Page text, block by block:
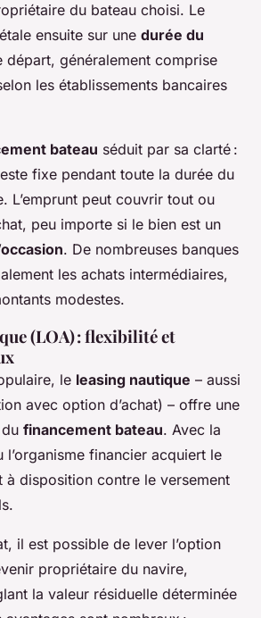
du bateau choisi. Le
ensuite sur une durée du
départ, généralement comprise
les établissements bancaires
bateau séduit par sa clarté :
fixe pendant toute la durée du
L’emprunt peut couvrir tout ou
peu importe si le bien est un
. De nombreuses banques
les achats intermédiaires,
modestes.
(LOA) : flexibilité et
le leasing nautique – aussi
avec option d’achat) – offre une
financement bateau. Avec la
l’organisme financier acquiert le
à disposition contre le versement
il est possible de lever l’option
propriétaire du navire,
la valeur résiduelle déterminée